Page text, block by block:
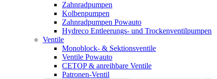
Zahnradpumpen
Kolbenpumpen
Zahnradpumpen Powauto
Hydreco Entleerungs- und Trockenventilpumpen
Ventile
Monoblock- & Sektionsventile
Ventile Powauto
CETOP & anreihbare Ventile
Patronen-Ventil